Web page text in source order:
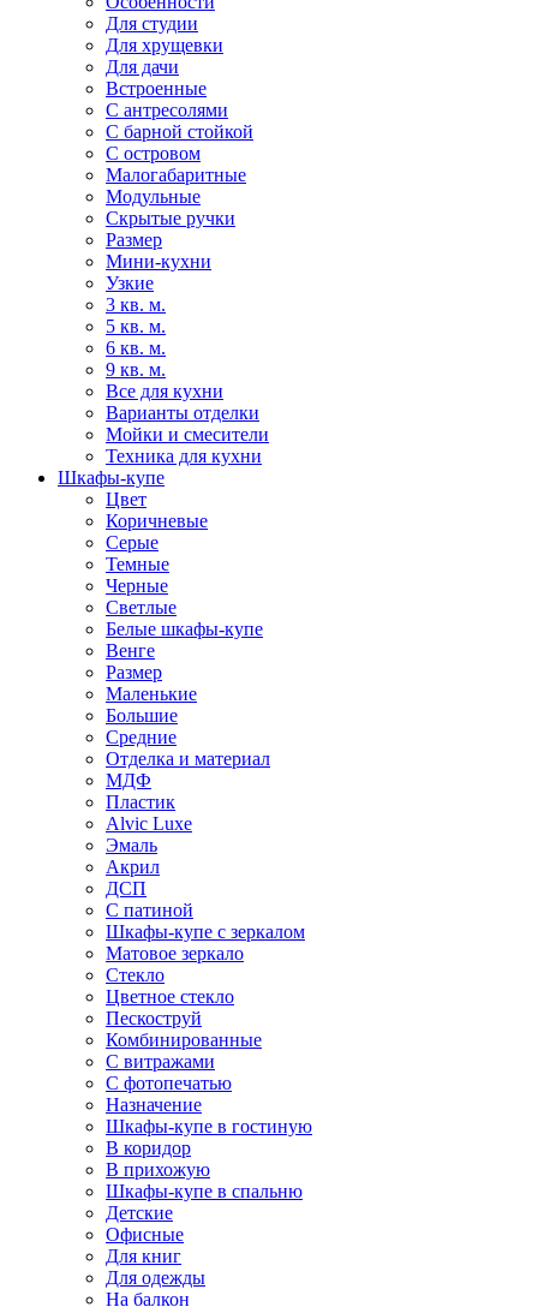
Для студии
Для хрущевки
Для дачи
Встроенные
С антресолями
С барной стойкой
С островом
Малогабаритные
Модульные
Скрытые ручки
Размер
Мини-кухни
Узкие
3 кв. м.
5 кв. м.
6 кв. м.
9 кв. м.
Все для кухни
Варианты отделки
Мойки и смесители
Техника для кухни
Шкафы-купе
Цвет
Коричневые
Серые
Темные
Черные
Светлые
Белые шкафы-купе
Венге
Размер
Маленькие
Большие
Средние
Отделка и материал
МДФ
Пластик
Alvic Luxe
Эмаль
Акрил
ДСП
С патиной
Шкафы-купе с зеркалом
Матовое зеркало
Стекло
Цветное стекло
Пескоструй
Комбинированные
С витражами
С фотопечатью
Назначение
Шкафы-купе в гостиную
В коридор
В прихожую
Шкафы-купе в спальню
Детские
Офисные
Для книг
Для одежды
На балкон